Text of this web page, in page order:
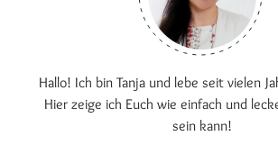
Hallo! Ich bin Tanja und lebe seit vielen
Hier zeige ich Euch wie einfach und
sein kann!